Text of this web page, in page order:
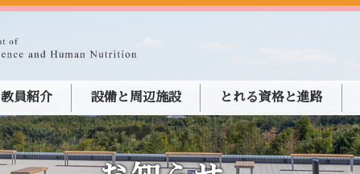
教員紹介 設備と周辺施設 とれる資格と進路